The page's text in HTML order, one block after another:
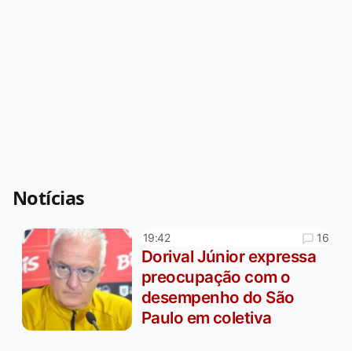
Notícias
19:42 16
Dorival Júnior expressa
preocupação com o
desempenho do São
Paulo em coletiva